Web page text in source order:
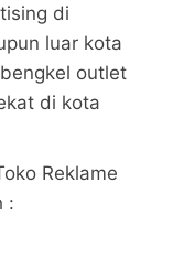
di
luar kota
outlet
di kota
Reklame
: